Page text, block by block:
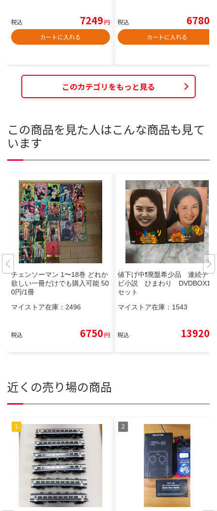
税込 7249円
カートに入れる
税込 6780
カートに入れる
このカテゴリをもっと見る
この商品を見た人はこんな商品も見て
います
チェンソーマン 1〜18巻 どれか
欲しい一冊だけでも購入可能 50
0円/1冊
マイストア在庫： 2496
税込 6750円
値下げ中❗️廃盤希少品 連続テレ
ビ小説 ひまわり DVDBOX1,2
セット
マイストア在庫： 1543
税込 13920
近くの売り場の商品